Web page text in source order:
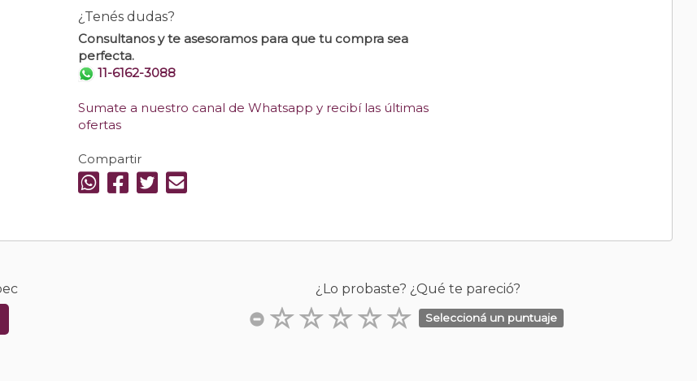
¿Tenés dudas?
Consultanos y te asesoramos para que tu compra sea
perfecta.
11-6162-3088
Sumate a nuestro canal de Whatsapp y recibí las últimas
ofertas
Compartir
¿Lo probaste? ¿Qué te pareció?
Seleccioná un puntuaje